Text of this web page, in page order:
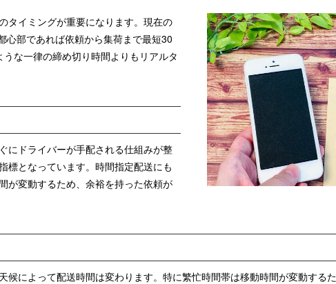
タイミングが重要になります。現在の
心部であれば依頼から集荷まで最短30
な一律の締め切り時間よりもリアルタ
にドライバーが手配される仕組みが整
標となっています。時間指定配送にも
が変動するため、余裕を持った依頼が
候によって配送時間は変わります。特に繁忙時間帯は移動時間が変動する